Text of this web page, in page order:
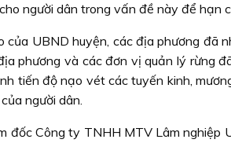
người dân trong vấn đề này để hạn
của UBND huyện, các địa phương đã
phương và các đơn vị quản lý rừng
tiến độ nạo vét các tuyến kinh,
người dân.
đốc Công ty TNHH MTV Lâm